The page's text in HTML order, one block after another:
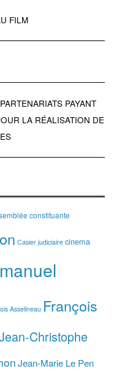
FILM
PAYANT
LA RÉALISATION DE
constituante
Casier judiciaire cinema
Asselineau François
Christophe
Jean-Marie Le Pen